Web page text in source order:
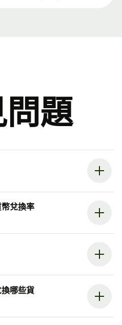
題
兌換率
哪些貨